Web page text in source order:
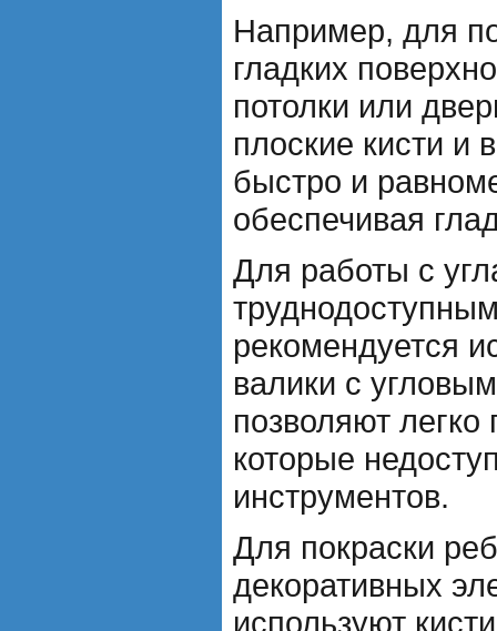
Например, для
гладких
потолки или
плоские кисти и
быстро и
обеспечивая
Для работы с
рекомендуется
валики с
позволяют легко
которые
инструментов.
Для покраски
декоративных
используют